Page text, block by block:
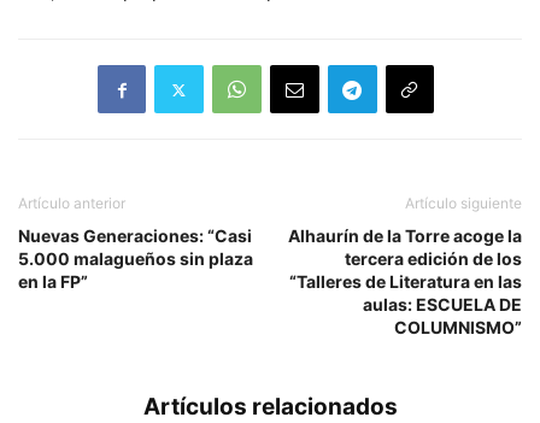
Artículo anterior
Nuevas Generaciones: “Casi
5.000 malagueños sin plaza
en la FP”
Artículo siguiente
Alhaurín de la Torre acoge la
tercera edición de los
“Talleres de Literatura en las
aulas: ESCUELA DE
COLUMNISMO”
Artículos relacionados